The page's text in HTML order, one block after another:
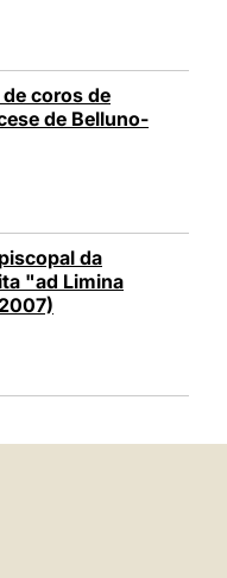
coros de
de Belluno-
da
"ad Limina